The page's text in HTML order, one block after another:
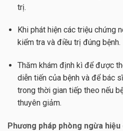
trị.
Khi phát hiện các triệu chứng
kiểm tra và điều trị đúng bệnh.
Thăm khám định kì để được
diễn tiến của bệnh và để bác
trong thời gian tiếp theo nếu
thuyên giảm.
Phương pháp phòng ngừa hiệu